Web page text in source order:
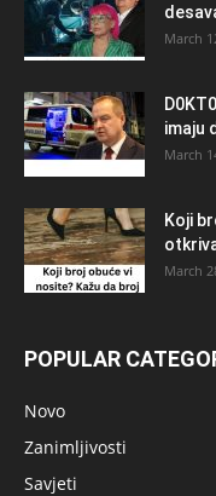
March
imaju
March
Koji
March
POPULAR
Novo
Zanimljivosti
Savjeti